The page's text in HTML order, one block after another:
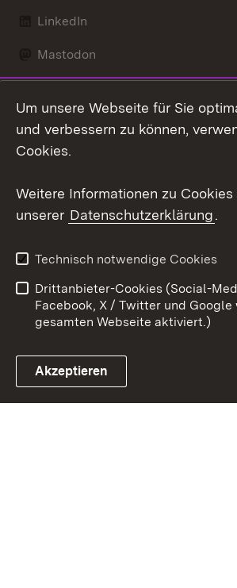
LinkedIn
Mastodon
X / Twitter
Youtube
Link zum Landesportal
Kontakt
Barrierefreiheit
Impressum Cookies
Um unsere Webseite für Sie
und verbessern zu können,
Cookies.
Weitere Informationen zu
unserer Datenschutzerklärung.
Technisch notwendige Cookies
Drittanbieter-Cookies (Social-
Facebook, X / Twitter und Google
gesamten Webseite aktiviert.)
Akzeptieren